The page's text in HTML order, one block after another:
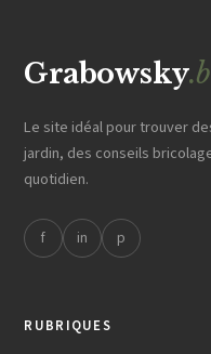
Grabowsky
Le site idéal pour trouver
jardin, des conseils
quotidien.
f in p
RUBRIQUES